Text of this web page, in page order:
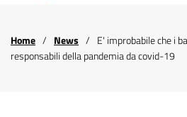
Home News
E' improbabile che i
responsabili della pandemia da covid-19